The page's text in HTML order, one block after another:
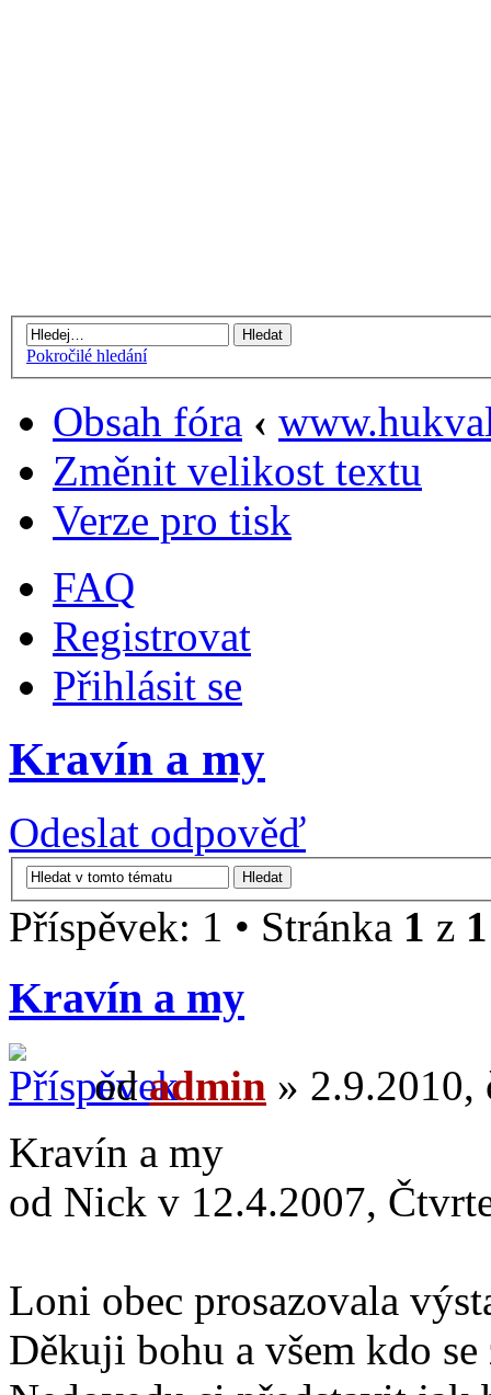
Pokročilé hledání
Obsah fóra ‹
Změnit velikost textu
Verze pro tisk
FAQ
Registrovat
Přihlásit se
Kravín a my
Odeslat odpověď
Příspěvek: 1 • Stránka 1 z 1
Kravín a my
odadmin » 2.9.2010,
Kravín a my
od Nick v 12.4.2007,
Loni obec prosazovala
Děkuji bohu a všem kdo